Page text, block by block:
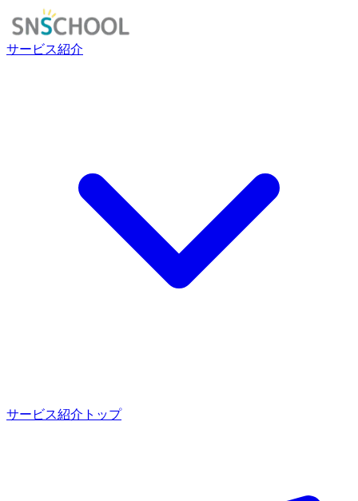
サービス紹介
サービス紹介トップ